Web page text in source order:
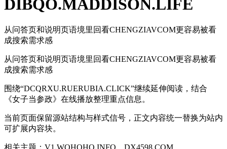
DIBQO.MADDISON.LIFE
从问答页和说明页语境里回看CHENGZIAVCOM更容易被看
成搜索需求感
从问答页和说明页语境里回看CHENGZIAVCOM更容易被看
成搜索需求感
围绕“DCQRXU.RUERUBIA.CLICK”继续延伸阅读，结合
《女子当参政》在线播放整理重点信息。
当前页面保留源站结构与样式信号，正文内容统一替换为站内
可扩展内容块。
相关主题：V1.WOHOHO.INFO、DX4598,COM、